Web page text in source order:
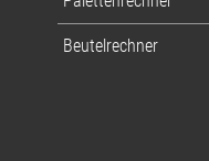
Beutelrechner